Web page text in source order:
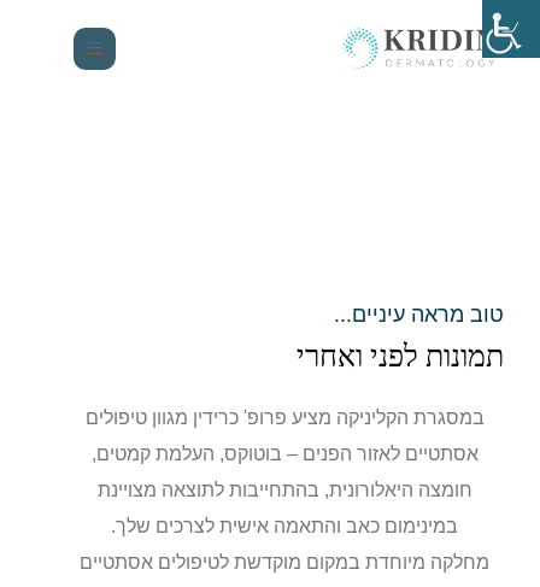
טוב מראה עיניים...
תמונות לפני ואחרי
במסגרת הקליניקה מציע פרופ' כרידין מגוון טיפולים
אסתטיים לאזור הפנים – בוטוקס, העלמת קמטים,
חומצה היאלורונית, בהתחייבות לתוצאה מצויינת
במינימום כאב והתאמה אישית לצרכים שלך.
מחלקה מיוחדת במקום מוקדשת לטיפולים אסתטיים